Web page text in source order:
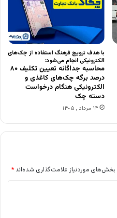
با هدف ترویج فرهنگ استفاده از چک‌های
الکترونیکی انجام می‌شود:
محاسبه جداگانه تعیین تکلیف ۸۰
درصد برگه چک‌های کاغذی و
الکترونیکی هنگام درخواست
دسته چک
۱۴ مرداد , ۱۴۰۵
بخش‌های موردنیاز علامت‌گذاری شده‌اند *